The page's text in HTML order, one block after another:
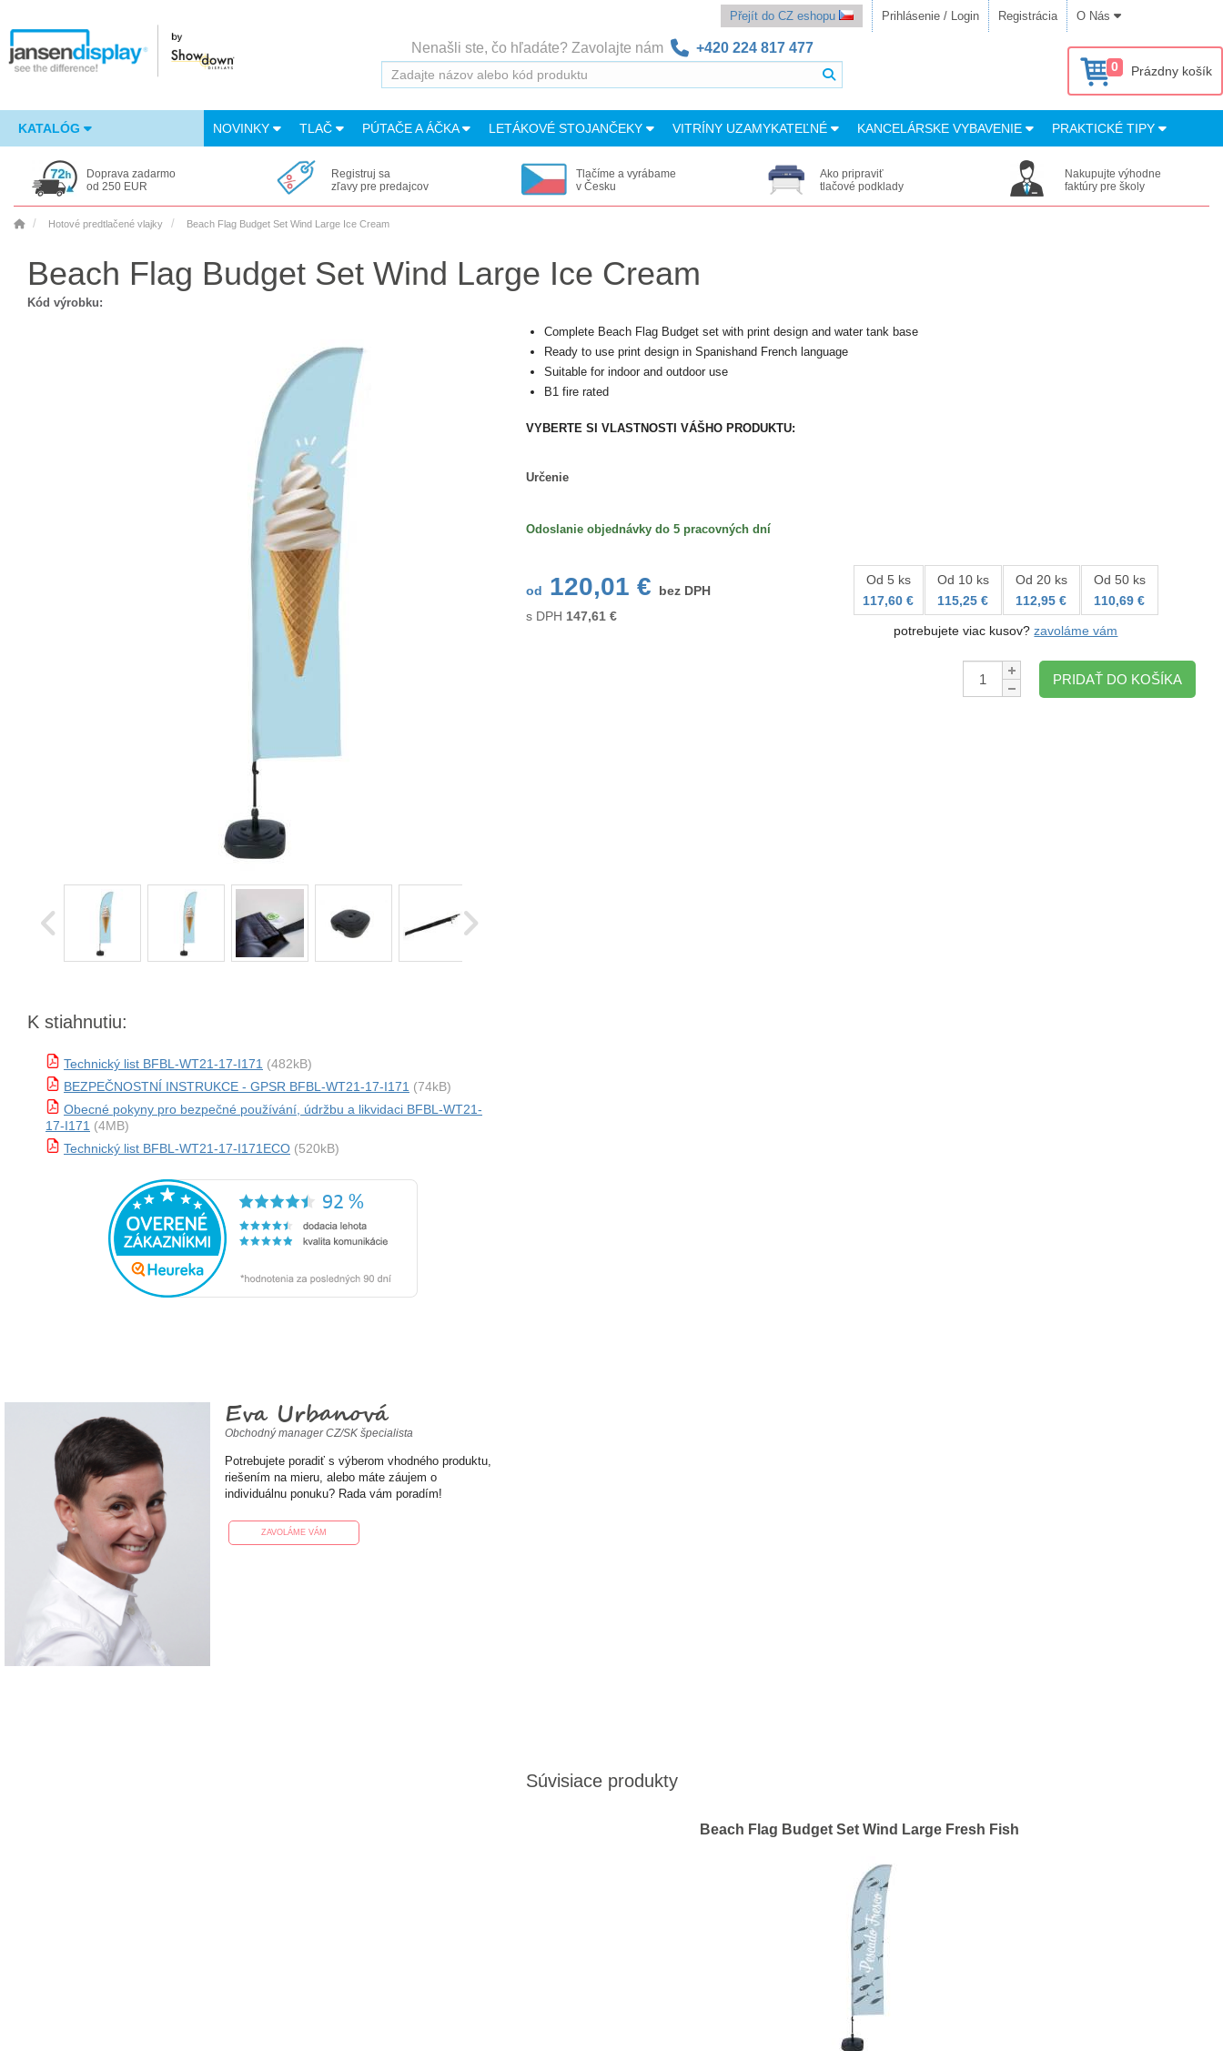
Přejít do CZ eshopu Prihlásenie / Login Registrácia O Nás
Nenašli ste, čo hľadáte? Zavolajte nám +420 224 817 477
0 Prázdny košík
KATALÓG NOVINKY TLAČ PÚTAČE A ÁČKA LETÁKOVÉ STOJANČEKY VITRÍNY UZAMYKATEĽNÉ KANCELÁRSKE VYBAVENIE PRAKTICKÉ TIPY
Doprava zadarmo
od 250 EUR
Registruj sa
zľavy pre predajcov
Tlačíme a vyrábame
v Česku
Ako pripraviť
tlačové podklady
Nakupujte výhodne
faktúry pre školy
Hotové predtlačené vlajky Beach Flag Budget Set Wind Large Ice Cream
Beach Flag Budget Set Wind Large Ice Cream
Kód výrobku:
K stiahnutiu:
Technický list BFBL-WT21-17-I171 (482kB)
BEZPEČNOSTNÍ INSTRUKCE - GPSR BFBL-WT21-17-I171 (74kB)
Obecné pokyny pro bezpečné používání, údržbu a likvidaci BFBL-WT21-
17-I171 (4MB)
Technický list BFBL-WT21-17-I171ECO (520kB)
Eva Urbanová
Obchodný manager CZ/SK špecialista
Potrebujete poradiť s výberom vhodného produktu,
riešením na mieru, alebo máte záujem o
individuálnu ponuku? Rada vám poradím!
ZAVOLÁME VÁM
Complete Beach Flag Budget set with print design and water tank base
Ready to use print design in Spanishand French language
Suitable for indoor and outdoor use
B1 fire rated
VYBERTE SI VLASTNOSTI VÁŠHO PRODUKTU:
Určenie
Odoslanie objednávky do 5 pracovných dní
od 120,01 €
bez DPH
s DPH 147,61€
Od 5 ks
117,60 €
Od 10 ks
115,25 €
Od 20 ks
112,95 €
Od 50 ks
110,69 €
potrebujete viac kusov?zavoláme vám
Množstvo:
PRIDAŤ DO KOŠÍKA
Súvisiace produkty
Beach Flag Budget Set Wind Large Fresh Fish